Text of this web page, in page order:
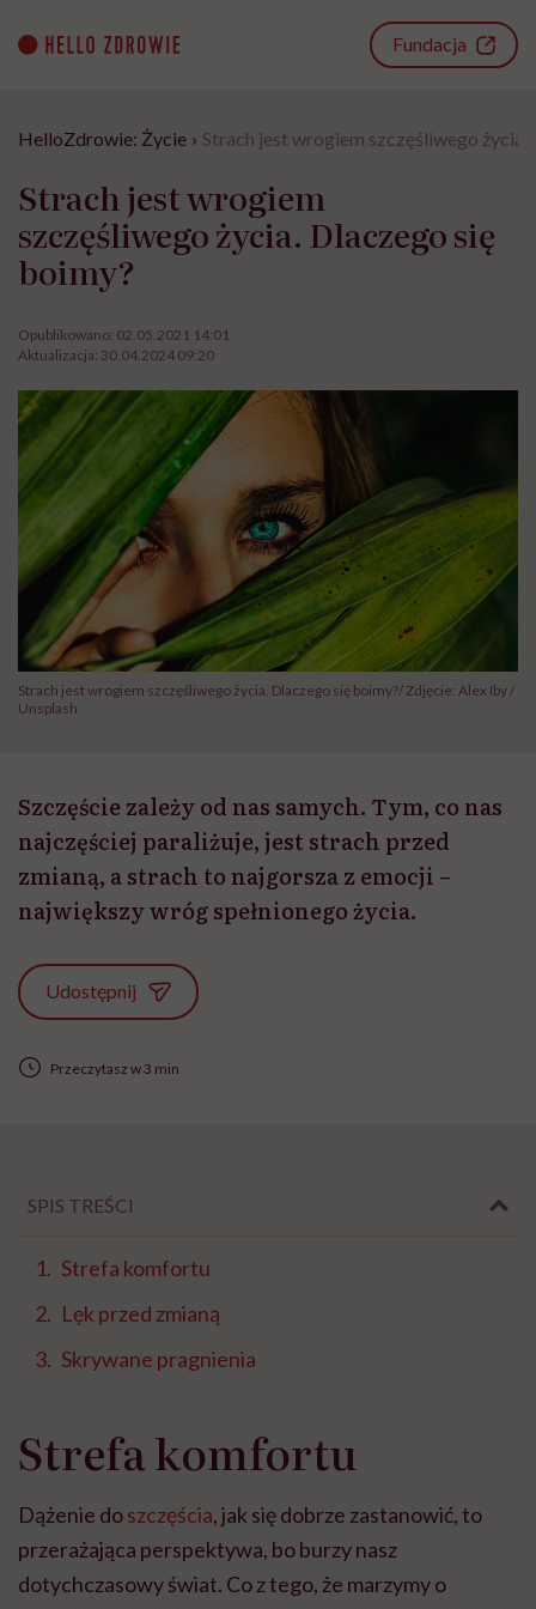
content
Fundacja
HelloZdrowie: Życie › Strach jest wrogiem szczęśliwego życia.
Strach jest wrogiem
szczęśliwego życia. Dlaczego się
boimy?
Opublikowano: 02.05.2021 14:01
Aktualizacja: 30.04.2024 09:20
Strach jest wrogiem szczęśliwego życia. Dlaczego się boimy?/ Zdjęcie: Alex Iby /
Unsplash
Szczęście zależy od nas samych. Tym, co nas
najczęściej paraliżuje, jest strach przed
zmianą, a strach to najgorsza z emocji –
największy wróg spełnionego życia.
Udostępnij
Przeczytasz w 3 min
SPIS TREŚCI
Strefa komfortu
Lęk przed zmianą
Skrywane pragnienia
Strefa komfortu
Dążenie doszczęścia, jak się dobrze zastanowić, to
przerażająca perspektywa, bo burzy nasz
dotychczasowy świat. Co z tego, że marzymy o